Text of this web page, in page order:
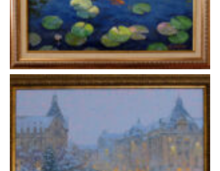
Дмитрий Левин — «Летняя идиллия»